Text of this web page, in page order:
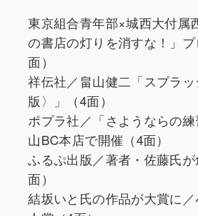
東京組合青年部×城西大付属
の書店の灯りを消すな！」
面）
祥伝社／畠山健二「スプラ
版〉」（4面）
ポプラ社／「さようならの
山BC本店で開催（4面）
ふるぷ出版／著者・佐藤氏
面）
結坂いと氏の作品が大賞に